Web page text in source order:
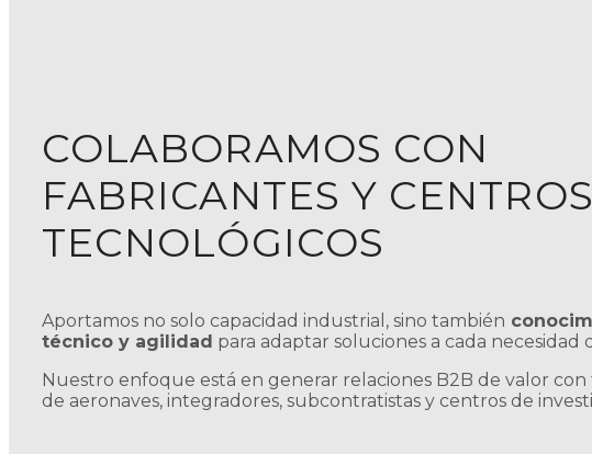
COLABORAMOS CON
FABRICANTES Y CENTROS
TECNOLÓGICOS
Aportamos no solo capacidad industrial, sino también
técnico y agilidad para adaptar soluciones a cada necesidad
Nuestro enfoque está en generar relaciones B2B de valor con
de aeronaves, integradores, subcontratistas y centros de